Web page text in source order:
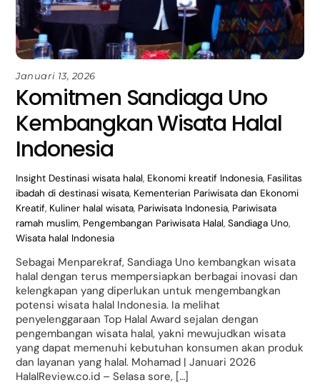
Januari 13, 2026
Komitmen Sandiaga Uno
Kembangkan Wisata Halal
Indonesia
Insight Destinasi wisata halal, Ekonomi kreatif Indonesia, Fasilitas
ibadah di destinasi wisata, Kementerian Pariwisata dan Ekonomi
Kreatif, Kuliner halal wisata, Pariwisata Indonesia, Pariwisata
ramah muslim, Pengembangan Pariwisata Halal,Sandiaga Uno,
Wisata halal Indonesia
Sebagai Menparekraf, Sandiaga Uno kembangkan wisata
halal dengan terus mempersiapkan berbagai inovasi dan
kelengkapan yang diperlukan untuk mengembangkan
potensi wisata halal Indonesia. Ia melihat
penyelenggaraan Top Halal Award sejalan dengan
pengembangan wisata halal, yakni mewujudkan wisata
yang dapat memenuhi kebutuhan konsumen akan produk
dan layanan yang halal. Mohamad | Januari 2026
HalalReview.co.id – Selasa sore, […]